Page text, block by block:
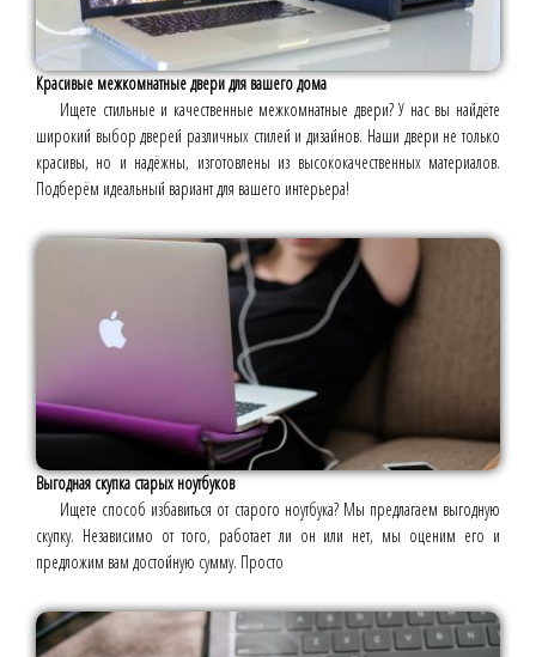
Красивые межкомнатные двери для вашего дома
Ищете стильные и качественные межкомнатные двери? У нас вы найдёте
широкий выбор дверей различных стилей и дизайнов. Наши двери не только
красивы, но и надёжны, изготовлены из высококачественных материалов.
Подберём идеальный вариант для вашего интерьера!
Выгодная скупка старых ноутбуков
Ищете способ избавиться от старого ноутбука? Мы предлагаем выгодную
скупку. Независимо от того, работает ли он или нет, мы оценим его и
предложим вам достойную сумму. Просто